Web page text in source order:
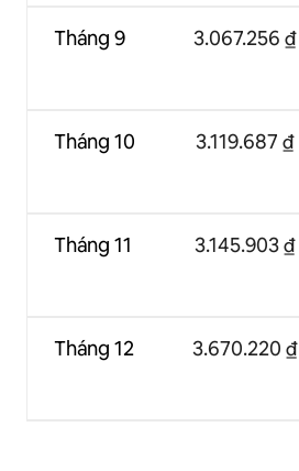
Tháng 9
Tháng 10
Tháng 11
Tháng 12
3.067.256 ₫
3.119.687 ₫
3.145.903 ₫
3.670.220 ₫